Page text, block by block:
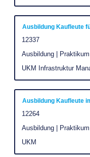
die
vollständig
anzuzeigen.
Ausbildung Kaufleute
Stellenkennung
12337
Stellenkategorie
Ausbildung |
Unternehmen
UKM Infrastruktur
Drücken
Sie
die
Leertaste,
die
vollständig
anzuzeigen.
Ausbildung Kaufleute
Stellenkennung
12264
Stellenkategorie
Ausbildung |
Unternehmen
UKM
Drücken
Sie
die
Leertaste,